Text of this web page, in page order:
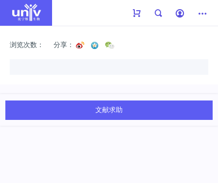
浏览次数： 分享：
文献求助